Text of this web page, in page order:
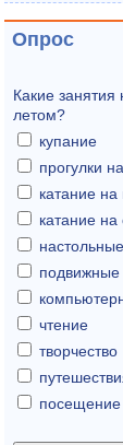
Опрос
Какие
летом?
купание
прогулки
катание
катание на
подвижные
чтение
творчество
посещение